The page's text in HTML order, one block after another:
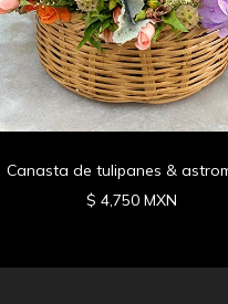
Canasta de tulipanes &
$ 4,750 MXN